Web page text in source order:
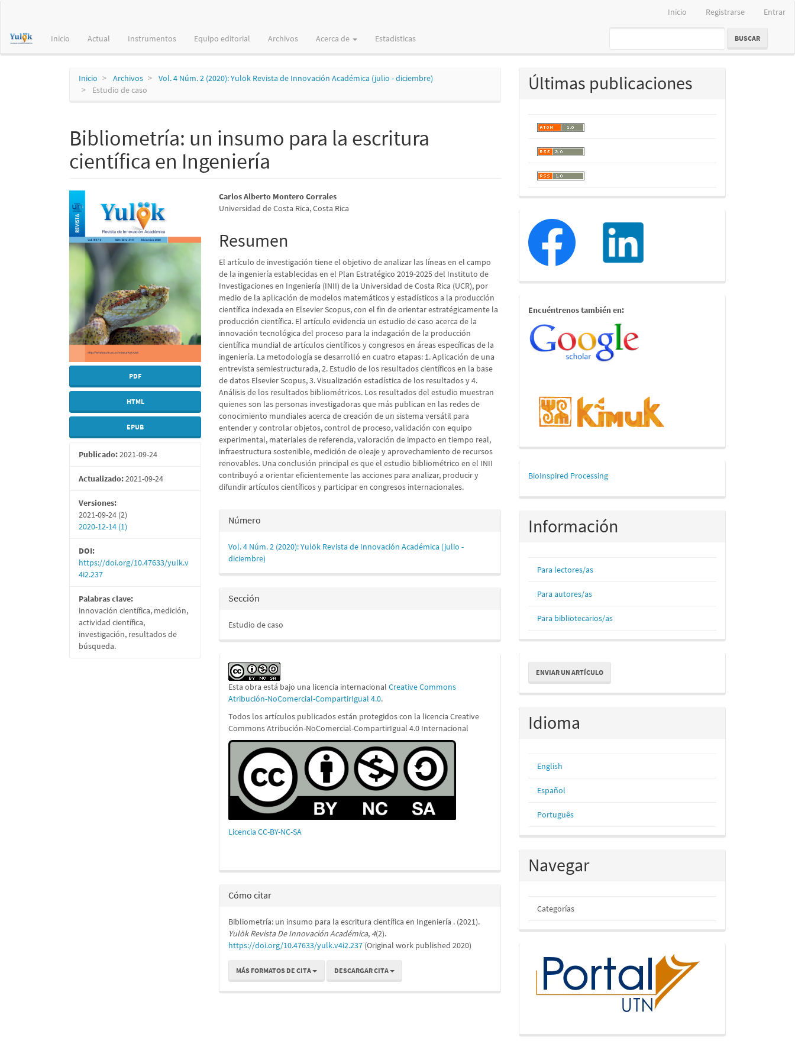
principal
Inicio Registrarse Entrar
Inicio Actual Instrumentos Equipo editorial Archivos Acerca de Estadisticas BUSCAR
Inicio Archivos
Vol. 4 Núm. 2 (2020): Yulök Revista de Innovación Académica (julio - diciembre)
Estudio de caso
Bibliometría: un insumo para la escritura
científica en Ingeniería
Barra
lateral
del
artículo
PDF
HTML
EPUB
Publicado:2021-09-24
Actualizado:2021-09-24
Versiones:
2021-09-24 (2)
2020-12-14 (1)
DOI:
https://doi.org/10.47633/yulk.v
4i2.237
Palabras clave:
innovación científica, medición,
actividad científica,
investigación, resultados de
búsqueda.
Contenido
principal
del
artículo
Carlos Alberto Montero Corrales
Universidad de Costa Rica, Costa Rica
Resumen
El artículo de investigación tiene el objetivo de analizar las líneas en el campo
de la ingeniería establecidas en el Plan Estratégico 2019-2025 del Instituto de
Investigaciones en Ingeniería (INII) de la Universidad de Costa Rica (UCR), por
medio de la aplicación de modelos matemáticos y estadísticos a la producción
científica indexada en Elsevier Scopus, con el fin de orientar estratégicamente la
producción científica. El artículo evidencia un estudio de caso acerca de la
innovación tecnológica del proceso para la indagación de la producción
científica mundial de artículos científicos y congresos en áreas específicas de la
ingeniería. La metodología se desarrolló en cuatro etapas: 1. Aplicación de una
entrevista semiestructurada, 2. Estudio de los resultados científicos en la base
de datos Elsevier Scopus, 3. Visualización estadística de los resultados y 4.
Análisis de los resultados bibliométricos. Los resultados del estudio muestran
quienes son las personas investigadoras que más publican en las redes de
conocimiento mundiales acerca de creación de un sistema versátil para
entender y controlar objetos, control de proceso, validación con equipo
experimental, materiales de referencia, valoración de impacto en tiempo real,
infraestructura sostenible, medición de oleaje y aprovechamiento de recursos
renovables. Una conclusión principal es que el estudio bibliométrico en el INII
contribuyó a orientar eficientemente las acciones para analizar, producir y
difundir artículos científicos y participar en congresos internacionales.
Detalles
del
artículo
Número
Vol. 4 Núm. 2 (2020): Yulök Revista de Innovación Académica (julio -
diciembre)
Sección
Estudio de caso
Esta obra está bajo una licencia internacionalCreative Commons
Atribución-NoComercial-CompartirIgual 4.0.
Todos los artículos publicados están protegidos con la licencia Creative
Commons Atribución-NoComercial-CompartirIgual 4.0 Internacional
Licencia CC-BY-NC-SA
Cómo citar
Bibliometría: un insumo para la escritura científica en Ingeniería . (2021).
Yulök Revista De Innovación Académica, 4(2).
https://doi.org/10.47633/yulk.v4i2.237 (Original work published 2020)
MÁS FORMATOS DE CITA DESCARGAR CITA
Últimas publicaciones
redessociales
estamostambien
Encuéntrenos también en:
mascerca
BioInspired Processing
Información
Para lectores/as
Para autores/as
Para bibliotecarios/as
Enviar
un
artículo
ENVIAR UN ARTÍCULO
Idioma
English
Español
Português
Navegar
Categorías
inicio